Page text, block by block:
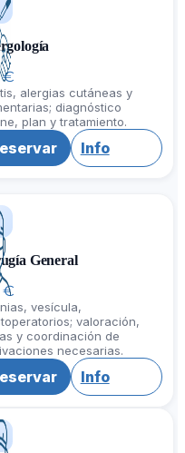
€
alergias cutáneas y
diagnóstico
plan y tratamiento.
Info
General
€
vesícula,
valoración,
y coordinación de
necesarias.
Info